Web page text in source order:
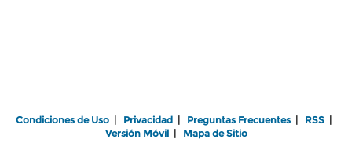
Condiciones de Uso | Privacidad | Preguntas Frecuentes | RSS |
Versión Móvil| Mapa de Sitio